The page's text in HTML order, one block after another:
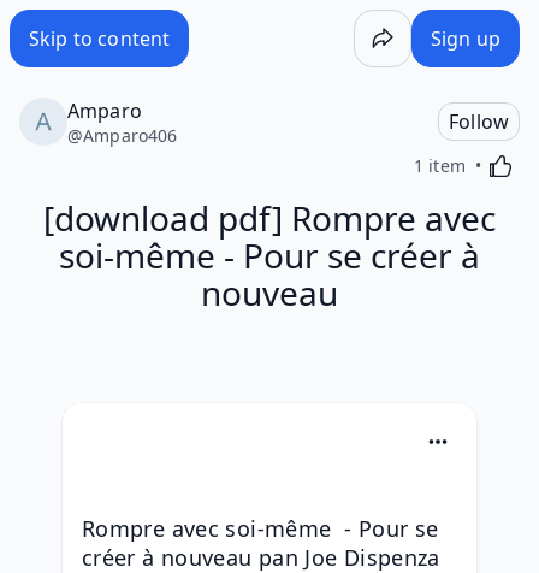
Skip to content Sign up
Amparo
@Amparo406
Follow
1 item
[download pdf] Rompre avec
soi-même - Pour se créer à
nouveau
Rompre avec soi-même  - Pour se
créer à nouveau pan Joe Dispenza